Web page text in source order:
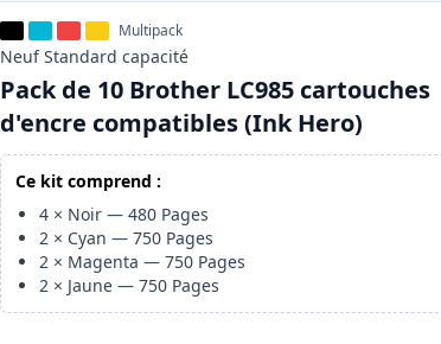
Multipack
Neuf Standard capacité
Pack de 10 Brother LC985 cartouches
d'encre compatibles (Ink Hero)
Ce kit comprend :
4 × Noir —480 Pages
2 × Cyan —750 Pages
2 × Magenta —750 Pages
2 × Jaune —750 Pages